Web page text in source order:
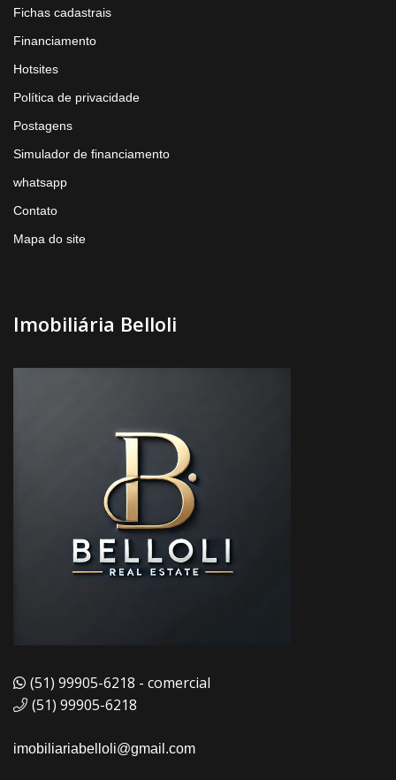
Fichas cadastrais
Financiamento
Hotsites
Política de privacidade
Postagens
Simulador de financiamento
whatsapp
Contato
Mapa do site
Imobiliária Belloli
(51) 99905-6218 - comercial
(51) 99905-6218
imobiliariabelloli@gmail.com